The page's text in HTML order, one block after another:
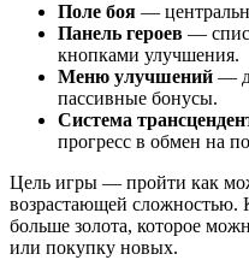
Поле боя —
Панель героев —
кнопками улучшения.
Меню улучшений —
пассивные бонусы.
Система
прогресс в обмен на
Цель игры — пройти как
возрастающей
больше золота, которое
или покупку новых.